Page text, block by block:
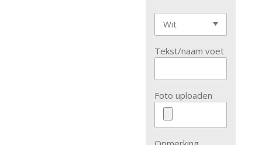
Tekst/naam voet
Foto uploaden